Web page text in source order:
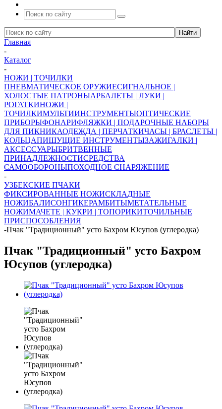
Главная
-
Каталог
-
НОЖИ | ТОЧИЛКИ
ПНЕВМАТИЧЕСКОЕ ОРУЖИЕСИГНАЛЬНОЕ |
ХОЛОСТЫЕ ПАТРОНЫАРБАЛЕТЫ | ЛУКИ |
РОГАТКИНОЖИ |
ТОЧИЛКИМУЛЬТИИНСТРУМЕНТЫОПТИЧЕСКИЕ
ПРИБОРЫФОНАРИФЛЯЖКИ | ПОДАРОЧНЫЕ НАБОРЫ
ДЛЯ ПИКНИКАОДЕЖДА | ПЕРЧАТКИЧАСЫ | БРАСЛЕТЫ |
КОЛЬЦАПИШУЩИЕ ИНСТРУМЕНТЫЗАЖИГАЛКИ |
АКСЕССУАРЫБРИТВЕННЫЕ
ПРИНАДЛЕЖНОСТИСРЕДСТВА
САМООБОРОНЫПОХОДНОЕ СНАРЯЖЕНИЕ
-
УЗБЕКСКИЕ ПЧАКИ
ФИКСИРОВАННЫЕ НОЖИСКЛАДНЫЕ
НОЖИБАЛИСОНГИКЕРАМБИТЫМЕТАТЕЛЬНЫЕ
НОЖИМАЧЕТЕ | КУКРИ | ТОПОРИКИТОЧИЛЬНЫЕ
ПРИСПОСОБЛЕНИЯ
-Пчак "Традиционный" усто Бахром Юсупов (углеродка)
Пчак "Традиционный" усто Бахром
Юсупов (углеродка)